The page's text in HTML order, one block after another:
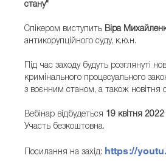
стану"
Спікером виступить Віра
антикорупційного суду, к.ю.н.
Під час заходу будуть розглянуті
кримінального процесуального
з воєнним станом, а також новітня
Вебінар відбудеться
19 квітня
Участь безкоштовна.
Посилання на захід: https://